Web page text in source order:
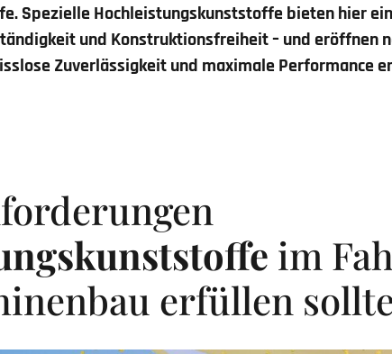
Spezielle Hochleistungskunststoffe bieten hier
und Konstruktionsfreiheit – und eröffnen
Zuverlässigkeit und maximale Performance
im
erfüllen